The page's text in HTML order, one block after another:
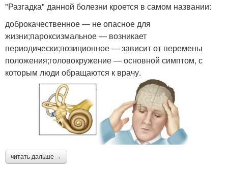
"Разгадка" данной болезни кроется в самом названии:
доброкачественное — не опасное для
жизни;пароксизмальное — возникает
периодически;позиционное — зависит от перемены
положения;головокружение — основной симптом, с
которым люди обращаются к врачу.
читать дальше →